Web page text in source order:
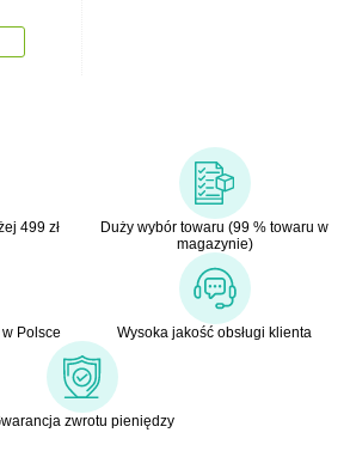
499 zł
Duży wybór towaru (99 % towaru w
magazynie)
Polsce Wysoka jakość obsługi klienta
zwrotu pieniędzy